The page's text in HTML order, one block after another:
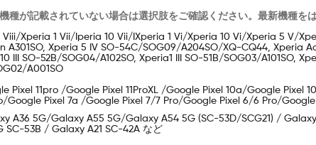
種が記載されていない場合は選択肢をご確認ください。最新機種を
Xperia 1 Vii/Iperia 10 Vii/IXperia 1 Vi/Xperia 10 Vi/Xperia 5 V/
A301SO, Xperia 5 IV SO-54C/SOG09/A204SO/XQ-CQ44, Xperia
III SO-52B/SOG04/A102SO, Xperia1 III SO-51B/SOG03/A101SO,
A001SO
Pixel 11pro /Google Pixel 11ProXL /Google Pixel 10a/Google
Google Pixel 7a /Google Pixel 7/7 Pro/Google Pixel 6/6 Pro/
A36 5G/Galaxy A55 5G/Galaxy A54 5G (SC-53D/SCG21) /
SC-53B / Galaxy A21 SC-42A など